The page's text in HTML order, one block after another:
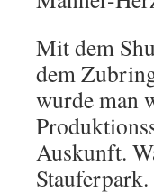
Mit dem
dem
wurde man
Auskunft.
Stauferpark.